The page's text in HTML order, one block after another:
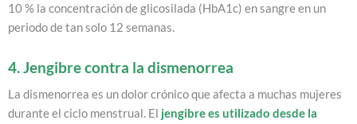
10 % la concentración de glicosilada (HbA1c) en sangre en un
periodo de tan solo 12 semanas.
4. Jengibre contra la dismenorrea
La dismenorrea es un dolor crónico que afecta a muchas mujeres
durante el ciclo menstrual. El jengibre es utilizado desde la